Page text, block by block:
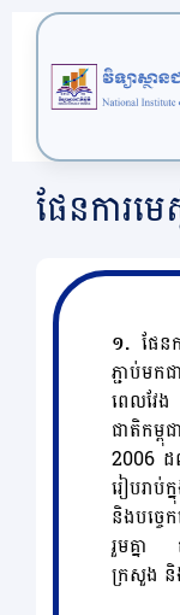
ផែនការម
១. ផែន
ភ្ជាប់ម
ពេលវែ
ជាតិកម្
2006 ដ
រៀបរាប់
និងបច្ច
រួមគ្នា
ក្រសួង និ